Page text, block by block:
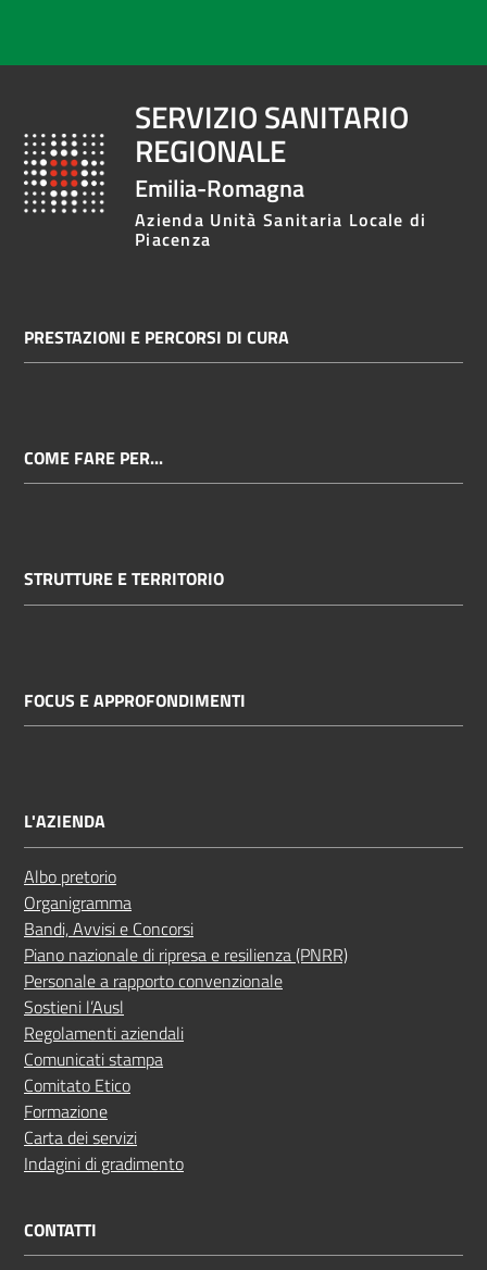
SERVIZIO SANITARIO
REGIONALE
Emilia-Romagna
Azienda Unità Sanitaria Locale di
Piacenza
PRESTAZIONI E PERCORSI DI CURA
COME FARE PER...
STRUTTURE E TERRITORIO
FOCUS E APPROFONDIMENTI
L'AZIENDA
Albo pretorio
Organigramma
Bandi, Avvisi e Concorsi
Piano nazionale di ripresa e resilienza (PNRR)
Personale a rapporto convenzionale
Sostieni l’Ausl
Regolamenti aziendali
Comunicati stampa
Comitato Etico
Formazione
Carta dei servizi
Indagini di gradimento
CONTATTI